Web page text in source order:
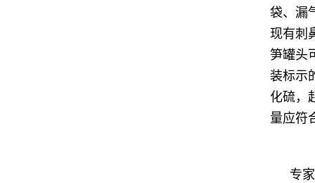
袋、漏
现有刺
笋罐头
装标示
化硫，
量应符
专